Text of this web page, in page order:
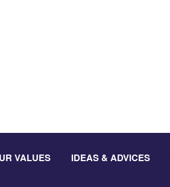
VALUES IDEAS & ADVICES